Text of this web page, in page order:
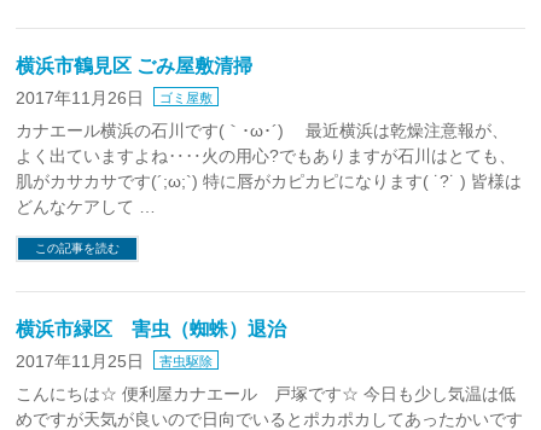
横浜市鶴見区 ごみ屋敷清掃
2017年11月26日 ゴミ屋敷
カナエール横浜の石川です(｀･ω･´)ゞ 最近横浜は乾燥注意報が、
よく出ていますよね‥‥火の用心?でもありますが石川はとても、
肌がカサカサです(´;ω;`) 特に唇がカピカピになります( ˙?˙ ) 皆様は
どんなケアして …
この記事を読む
横浜市緑区 害虫（蜘蛛）退治
2017年11月25日 害虫駆除
こんにちは☆ 便利屋カナエール 戸塚です☆ 今日も少し気温は低
めですが天気が良いので日向でいるとポカポカしてあったかいです